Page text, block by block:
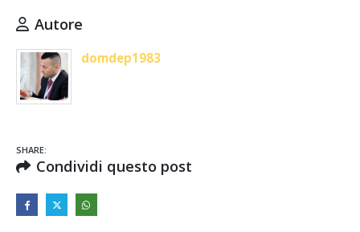
Autore
domdep1983
SHARE:
Condividi questo post